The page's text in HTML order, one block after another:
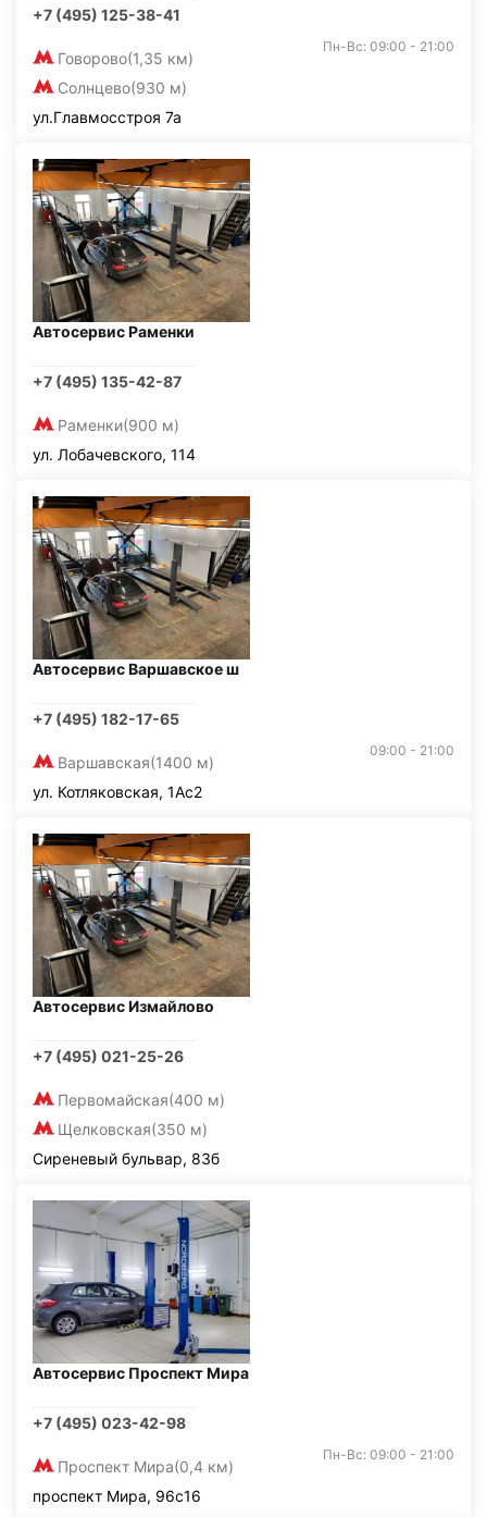
+7 (495) 125-38-41
Говорово(1,35 км)
Солнцево(930 м)
Пн-Вс: 09:00 - 21:00
ул.Главмосстроя 7а
Автосервис Раменки
+7 (495) 135-42-87
Раменки(900 м)
ул. Лобачевского, 114
Автосервис Варшавское ш
+7 (495) 182-17-65
Варшавская(1400 м)
09:00 - 21:00
ул. Котляковская, 1Ас2
Автосервис Измайлово
+7 (495) 021-25-26
Первомайская(400 м)
Щелковская(350 м)
Сиреневый бульвар, 83б
Автосервис Проспект Мира
+7 (495) 023-42-98
Проспект Мира(0,4 км)
Пн-Вс: 09:00 - 21:00
проспект Мира, 96с16